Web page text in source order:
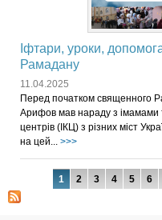
Іфтари, уроки,
Рамадану
11.04.2025
Перед початком священного
Арифов мав нараду з імамами
центрів (ІКЦ) з різних міст
на цей... >>>
Сторінки
1 2 3 4 5 6